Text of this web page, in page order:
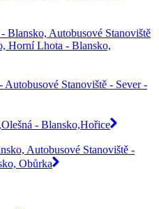
Blansko, Autobusové Stanoviště
Horní Lhota - Blansko,
Stanoviště - Sever -
- Blansko,Hořice
Autobusové Stanoviště -
Obůrka